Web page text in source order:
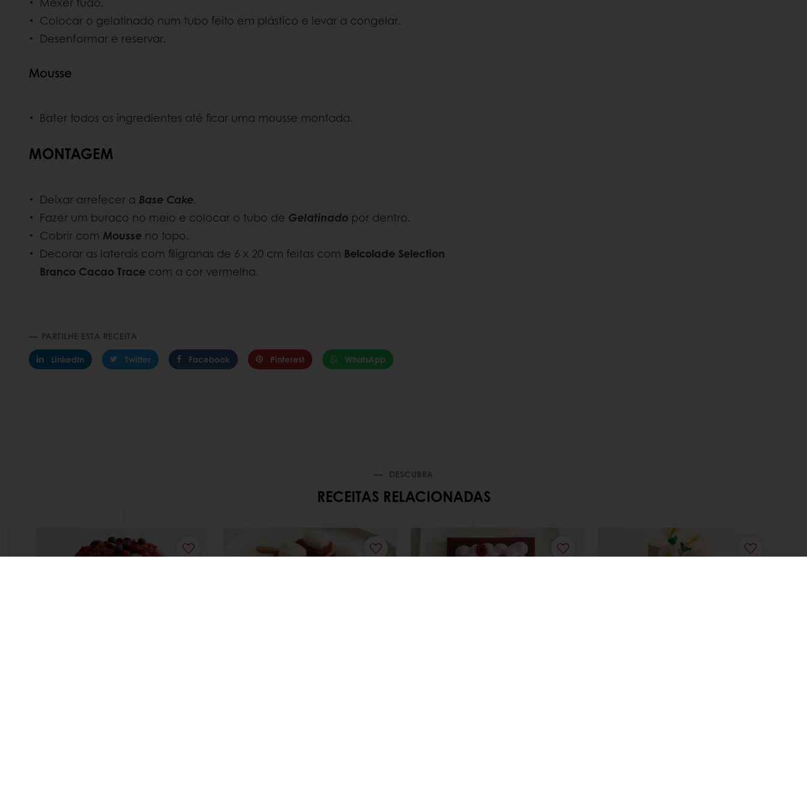
Colocar o gelatinado num tubo feito em plástico e levar a congelar.
Desenformar e reservar.
Mousse
Bater todos os ingredientes até ficar uma mousse montada.
MONTAGEM
Deixar arrefecer a Base Cake.
Fazer um buraco no meio e colocar o tubo de Gelatinado por dentro.
Cobrir com Mousse no topo.
Decorar as laterais com filigranas de 6 x 20 cm feitas com Belcolade Selection
Branco Cacao Trace com a cor vermelha.
PARTILHE ESTA RECEITA
LinkedIn
Twitter Facebook Pinterest WhatsApp
DESCUBRA
RECEITAS RELACIONADAS